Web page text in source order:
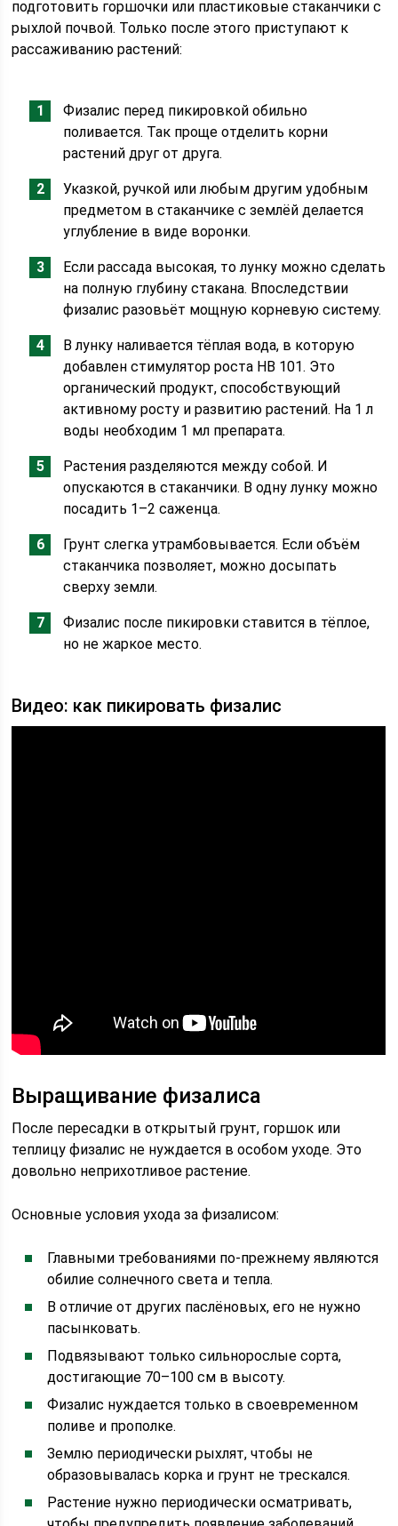
подготовить горшочки или пластиковые стаканчики с
рыхлой почвой. Только после этого приступают к
рассаживанию растений:
Физалис перед пикировкой обильно
поливается. Так проще отделить корни
растений друг от друга.
Указкой, ручкой или любым другим удобным
предметом в стаканчике с землёй делается
углубление в виде воронки.
Если рассада высокая, то лунку можно сделать
на полную глубину стакана. Впоследствии
физалис разовьёт мощную корневую систему.
В лунку наливается тёплая вода, в которую
добавлен стимулятор роста НВ 101. Это
органический продукт, способствующий
активному росту и развитию растений. На 1 л
воды необходим 1 мл препарата.
Растения разделяются между собой. И
опускаются в стаканчики. В одну лунку можно
посадить 1–2 саженца.
Грунт слегка утрамбовывается. Если объём
стаканчика позволяет, можно досыпать
сверху земли.
Физалис после пикировки ставится в тёплое,
но не жаркое место.
Видео: как пикировать физалис
Выращивание физалиса
После пересадки в открытый грунт, горшок или
теплицу физалис не нуждается в особом уходе. Это
довольно неприхотливое растение.
Основные условия ухода за физалисом:
Главными требованиями по-прежнему являются
обилие солнечного света и тепла.
В отличие от других паслёновых, его не нужно
пасынковать.
Подвязывают только сильнорослые сорта,
достигающие 70–100 см в высоту.
Физалис нуждается только в своевременном
поливе и прополке.
Землю периодически рыхлят, чтобы не
образовывалась корка и грунт не трескался.
Растение нужно периодически осматривать,